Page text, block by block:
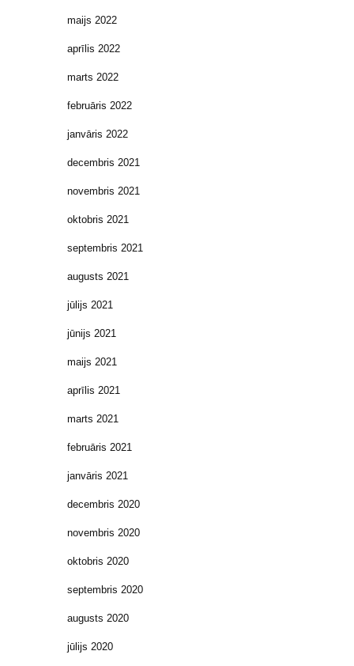
maijs 2022
aprīlis 2022
marts 2022
februāris 2022
janvāris 2022
decembris 2021
novembris 2021
oktobris 2021
septembris 2021
augusts 2021
jūlijs 2021
jūnijs 2021
maijs 2021
aprīlis 2021
marts 2021
februāris 2021
janvāris 2021
decembris 2020
novembris 2020
oktobris 2020
septembris 2020
augusts 2020
jūlijs 2020